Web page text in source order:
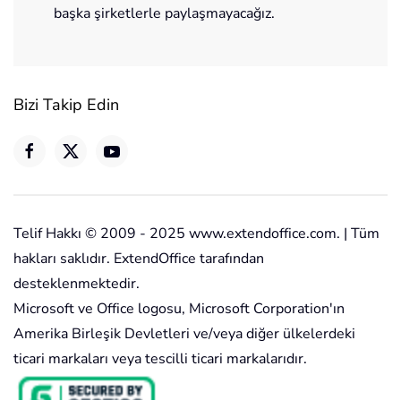
başka şirketlerle paylaşmayacağız.
Bizi Takip Edin
Telif Hakkı © 2009 - 2025 www.extendoffice.com. | Tüm
hakları saklıdır. ExtendOffice tarafından
desteklenmektedir.
Microsoft ve Office logosu, Microsoft Corporation'ın
Amerika Birleşik Devletleri ve/veya diğer ülkelerdeki
ticari markaları veya tescilli ticari markalarıdır.